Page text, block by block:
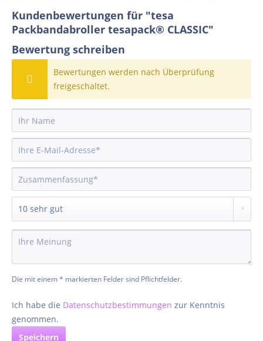
Kundenbewertungen für "tesa
Packbandabroller tesapack® CLASSIC"
Bewertung schreiben
Bewertungen werden nach Überprüfung
freigeschaltet.
Die mit einem * markierten Felder sind Pflichtfelder.
Ich habe die Datenschutzbestimmungen zur Kenntnis
genommen.
Speichern